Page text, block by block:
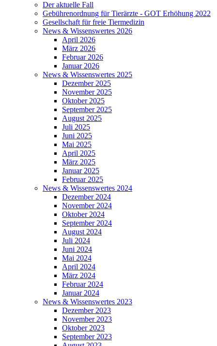
Der aktuelle Fall
Gebührenordnung für Tierärzte - GOT Erhöhung 2022
Gesellschaft für freie Tiermedizin
News & Wissenswertes 2026
April 2026
März 2026
Februar 2026
Januar 2026
News & Wissenswertes 2025
Dezember 2025
November 2025
Oktober 2025
September 2025
August 2025
Juli 2025
Juni 2025
Mai 2025
April 2025
März 2025
Januar 2025
Februar 2025
News & Wissenswertes 2024
Dezember 2024
November 2024
Oktober 2024
September 2024
August 2024
Juli 2024
Juni 2024
Mai 2024
April 2024
März 2024
Februar 2024
Januar 2024
News & Wissenswertes 2023
Dezember 2023
November 2023
Oktober 2023
September 2023